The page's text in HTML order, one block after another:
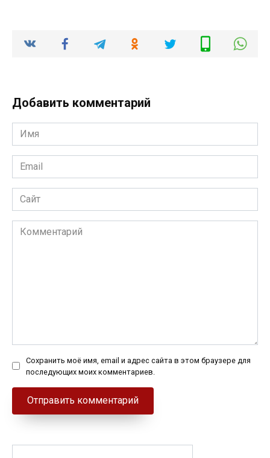
Добавить комментарий
Имя
*
Email
*
Сайт
Комментарий
Сохранить моё имя, email и адрес сайта в этом браузере для
последующих моих комментариев.